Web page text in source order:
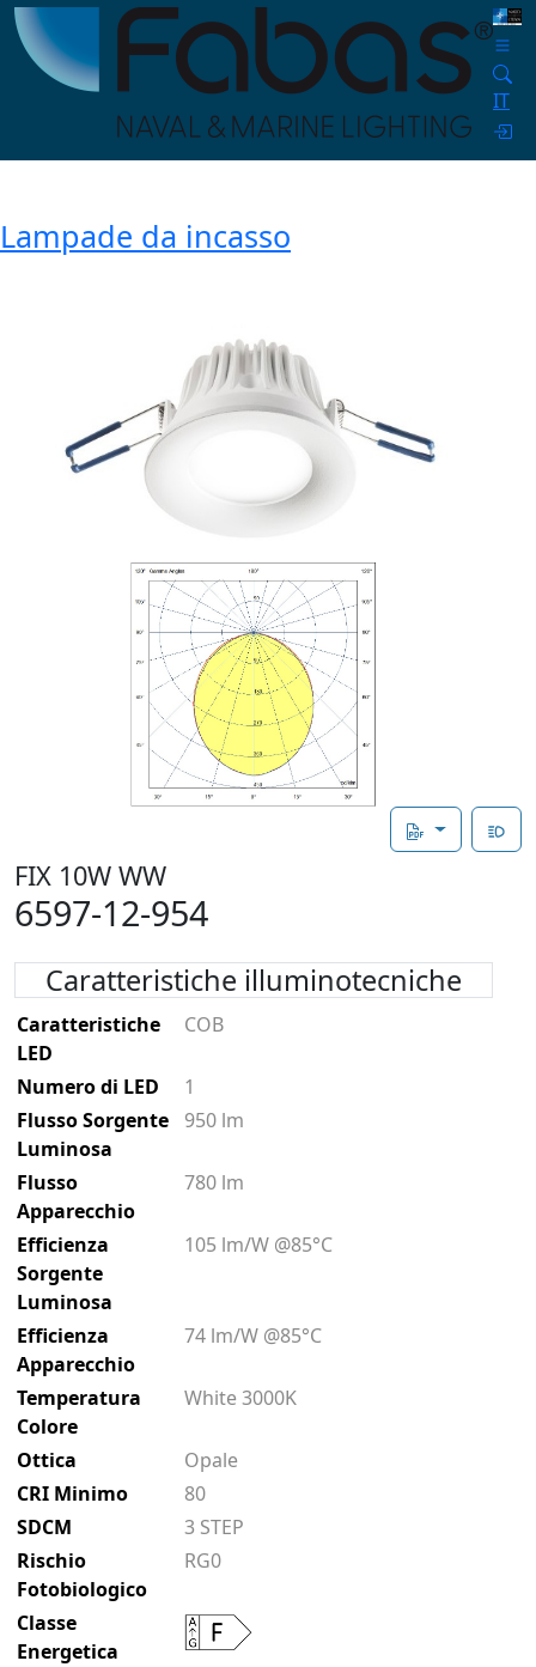
IT
Lampade da incasso
FIX 10W WW
6597-12-954
Caratteristiche illuminotecniche
Caratteristiche
LED
COB
Numero di LED
1
Flusso Sorgente
Luminosa
950 lm
Flusso
Apparecchio
780 lm
Efficienza
Sorgente
Luminosa
105 lm/W @85°C
Efficienza
Apparecchio
74 lm/W @85°C
Temperatura
Colore
White 3000K
Ottica
Opale
CRI Minimo
80
SDCM
3 STEP
Rischio
Fotobiologico
RG0
Classe
Energetica